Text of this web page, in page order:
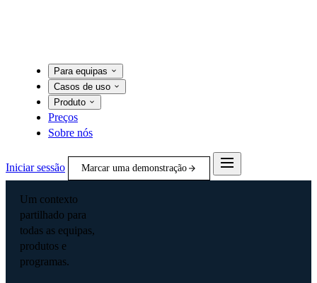
Para equipas
Casos de uso
Produto
Preços
Sobre nós
Iniciar sessão Marcar uma demonstração
Um contexto
partilhado para
todas as equipas,
produtos e
programas.